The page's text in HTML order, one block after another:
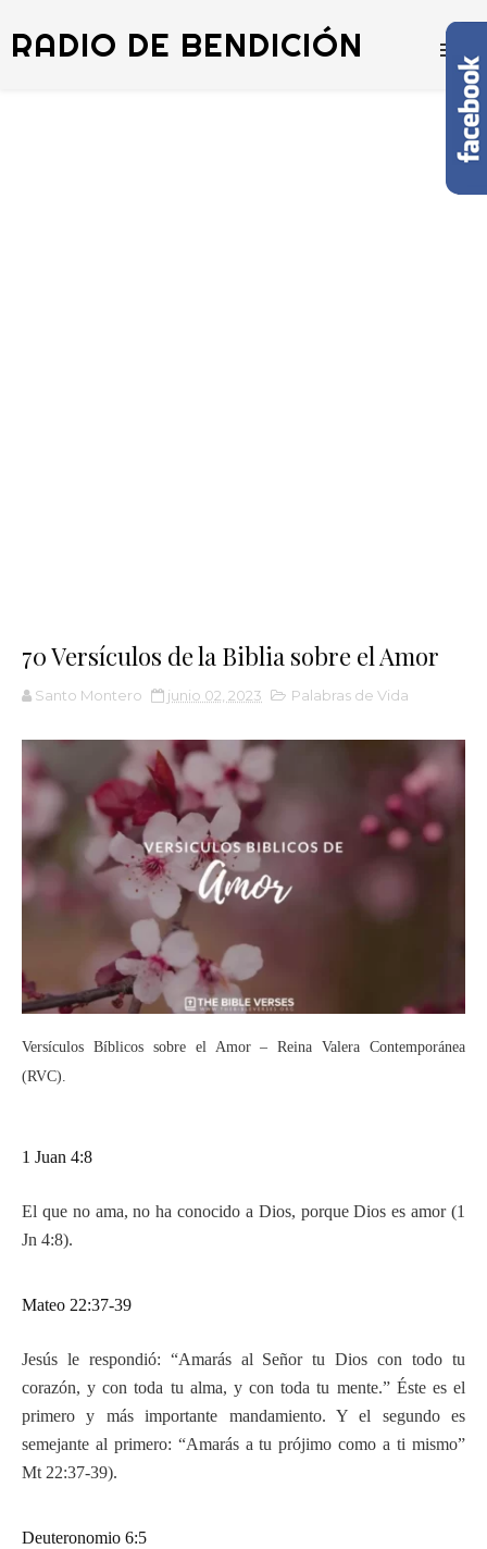
RADIO DE BENDICIÓN
70 Versículos de la Biblia sobre el Amor
Santo Montero junio 02, 2023 Palabras de Vida
Versículos Bíblicos sobre el Amor – Reina Valera Contemporánea
(RVC).
1 Juan 4:8
El que no ama, no ha conocido a Dios, porque Dios es amor (1
Jn 4:8).
Mateo 22:37-39
Jesús le respondió: “Amarás al Señor tu Dios con todo tu
corazón, y con toda tu alma, y con toda tu mente.” Éste es el
primero y más importante mandamiento. Y el segundo es
semejante al primero: “Amarás a tu prójimo como a ti mismo”
Mt 22:37-39).
Deuteronomio 6:5